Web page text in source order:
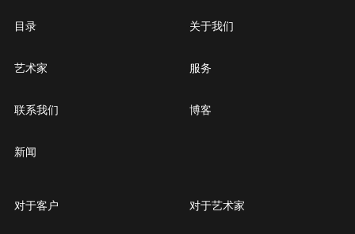
目录
艺术家
联系我们
新闻
关于我们
服务
博客
对于客户 对于艺术家